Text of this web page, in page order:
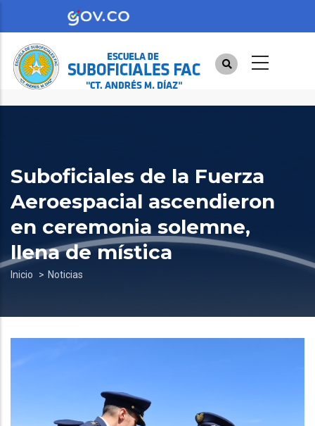
contenido
principal
Suboficiales de la Fuerza
Aeroespacial ascendieron
en ceremonia solemne,
llena de mística
Sobrescribir
de
ayuda
navegación
Inicio Noticias